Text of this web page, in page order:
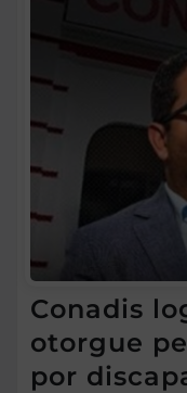
Conadis
otorgue
por